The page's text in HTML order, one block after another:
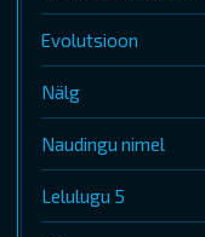
Evolutsioon
Nälg
Naudingu nimel
Lelulugu 5